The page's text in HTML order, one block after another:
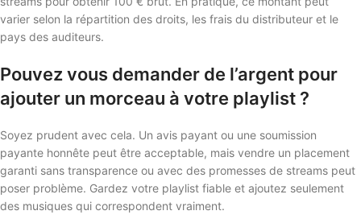
varier selon la répartition des droits, les frais du distributeur et le
pays des auditeurs.
Pouvez vous demander de l’argent pour
ajouter un morceau à votre playlist ?
Soyez prudent avec cela. Un avis payant ou une soumission
payante honnête peut être acceptable, mais vendre un placement
garanti sans transparence ou avec des promesses de streams peut
poser problème. Gardez votre playlist fiable et ajoutez seulement
des musiques qui correspondent vraiment.